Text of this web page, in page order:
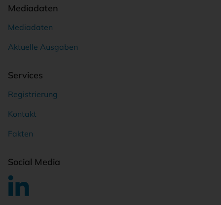
Mediadaten
Mediadaten
Aktuelle Ausgaben
Services
Registrierung
Kontakt
Fakten
Social Media